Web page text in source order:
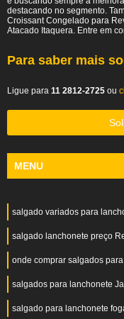
destacando no segmento.
Croissant Congelado para
Atacado Itaquera. Entre em
Para saber mais
Ligue para 11 2812-2725 ou
MENU
salgado variados para
salgado lanchonete preço
onde comprar salgados
salgados para lanchonete
salgado para lanchonete